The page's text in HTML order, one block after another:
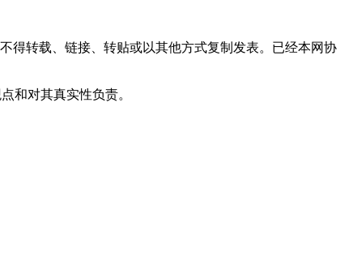
得转载、链接、转贴或以其他方式复制发表。已经本网协
和对其真实性负责。